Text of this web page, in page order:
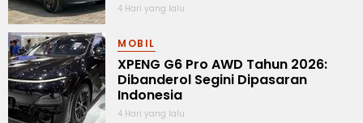
4 Hari yang lalu
MOBIL
XPENG G6 Pro AWD Tahun 2026:
Dibanderol Segini Dipasaran
Indonesia
4 Hari yang lalu